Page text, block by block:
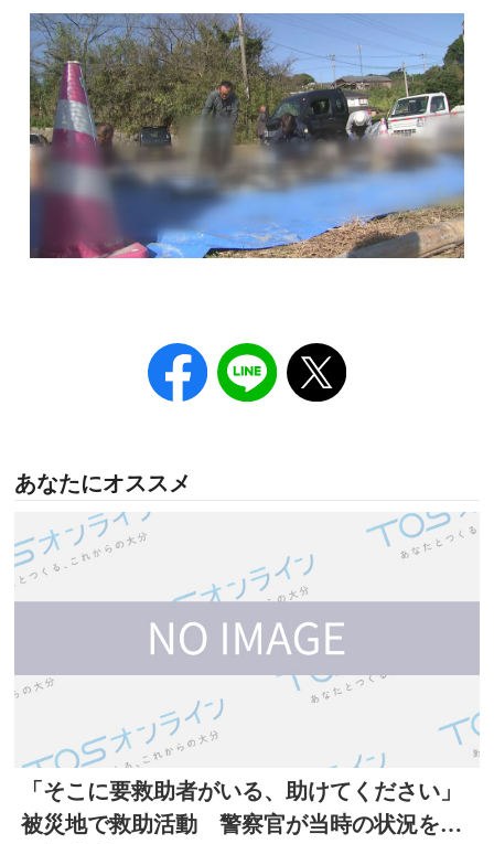
あなたにオススメ
「そこに要救助者がいる、助けてください」
被災地で救助活動 警察官が当時の状況を語